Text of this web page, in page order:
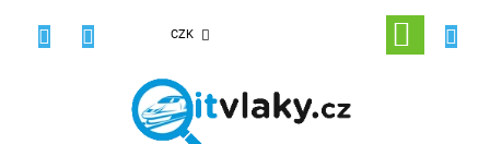
CZK
NÁKUPNÍ
KOŠÍK